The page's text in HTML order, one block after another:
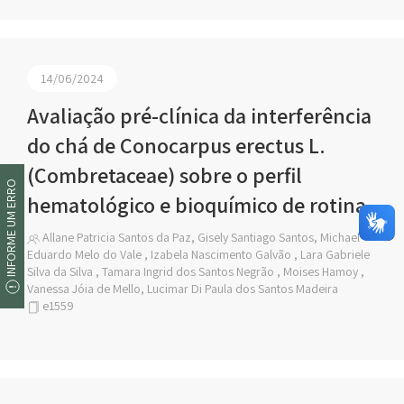
14/06/2024
Avaliação pré-clínica da interferência
do chá de Conocarpus erectus L.
(Combretaceae) sobre o perfil
hematológico e bioquímico de rotina
Allane Patricia Santos da Paz, Gisely Santiago Santos, Michael
Eduardo Melo do Vale , Izabela Nascimento Galvão , Lara Gabriele
Silva da Silva , Tamara Ingrid dos Santos Negrão , Moises Hamoy ,
Vanessa Jóia de Mello, Lucimar Di Paula dos Santos Madeira
e1559
INFORME UM ERRO